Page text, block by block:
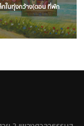
กในทุ่งกว้าง(ตอน ที่พัก